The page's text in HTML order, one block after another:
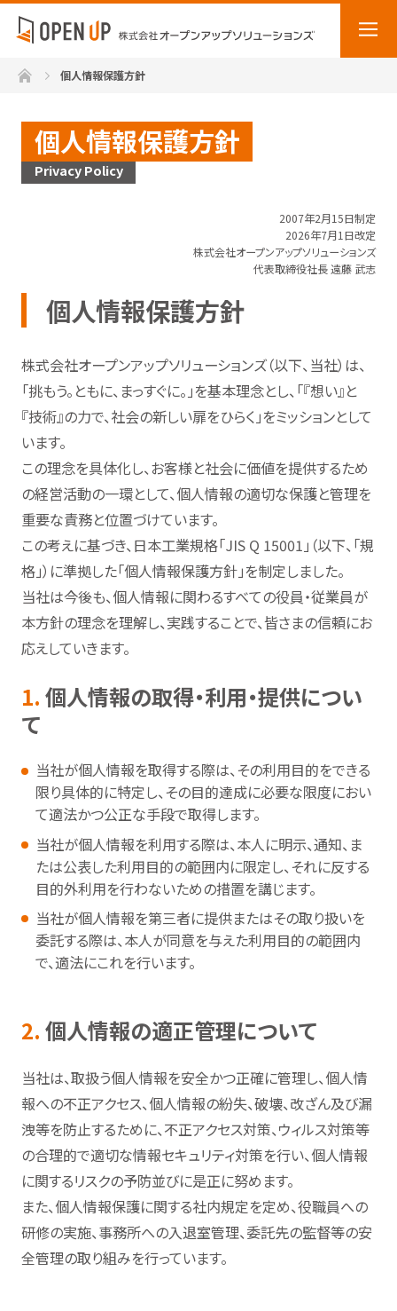
ホーム個人情報保護方針
個人情報保護方針
Privacy Policy
2007年2月15日制定
2026年7月1日改定
株式会社オープンアップソリューションズ
代表取締役社長 遠藤 武志
個人情報保護方針
株式会社オープンアップソリューションズ（以下、当社）は、
「挑もう。ともに、まっすぐに。」を基本理念とし、「『想い』と
『技術』の力で、社会の新しい扉をひらく」をミッションとして
います。
この理念を具体化し、お客様と社会に価値を提供するため
の経営活動の一環として、個人情報の適切な保護と管理を
重要な責務と位置づけています。
この考えに基づき、日本工業規格「JIS Q 15001」（以下、「規
格」）に準拠した「個人情報保護方針」を制定しました。
当社は今後も、個人情報に関わるすべての役員・従業員が
本方針の理念を理解し、実践することで、皆さまの信頼にお
応えしていきます。
1. 個人情報の取得・利用・提供につい
て
当社が個人情報を取得する際は、その利用目的をできる
限り具体的に特定し、その目的達成に必要な限度におい
て適法かつ公正な手段で取得します。
当社が個人情報を利用する際は、本人に明示、通知、ま
たは公表した利用目的の範囲内に限定し、それに反する
目的外利用を行わないための措置を講じます。
当社が個人情報を第三者に提供またはその取り扱いを
委託する際は、本人が同意を与えた利用目的の範囲内
で、適法にこれを行います。
2. 個人情報の適正管理について
当社は、取扱う個人情報を安全かつ正確に管理し、個人情
報への不正アクセス、個人情報の紛失、破壊、改ざん及び漏
洩等を防止するために、不正アクセス対策、ウィルス対策等
の合理的で適切な情報セキュリティ対策を行い、個人情報
に関するリスクの予防並びに是正に努めます。
また、個人情報保護に関する社内規定を定め、役職員への
研修の実施、事務所への入退室管理、委託先の監督等の安
全管理の取り組みを行っています。